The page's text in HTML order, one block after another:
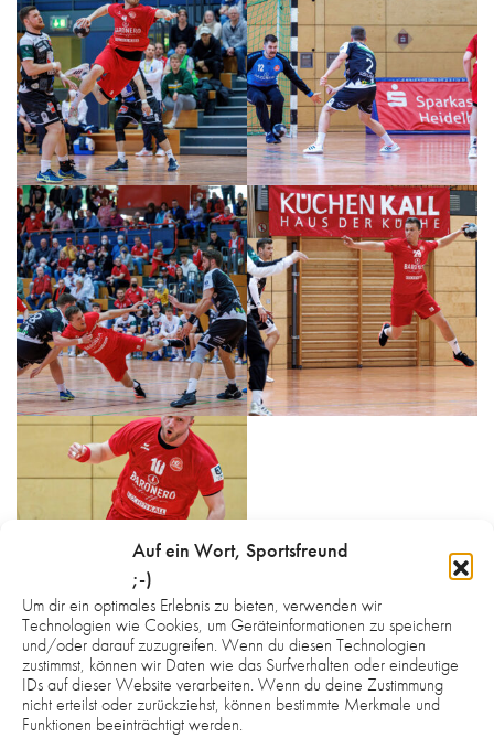
Auf ein Wort, Sportsfreund
;-)
Um dir ein optimales Erlebnis zu bieten, verwenden wir
Technologien wie Cookies, um Geräteinformationen zu speichern
und/oder darauf zuzugreifen. Wenn du diesen Technologien
zustimmst, können wir Daten wie das Surfverhalten oder eindeutige
IDs auf dieser Website verarbeiten. Wenn du deine Zustimmung
nicht erteilst oder zurückziehst, können bestimmte Merkmale und
Funktionen beeinträchtigt werden.
Hinweis:
Die Fotos auf der gesamten Webseite sind urheberrechtlich